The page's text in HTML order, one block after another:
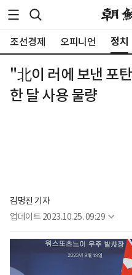
조선경제 오피니언 정치
"北이 러에 보낸 포
한 달 사용 물량
김명진 기자
업데이트 2023.10.25. 09:29